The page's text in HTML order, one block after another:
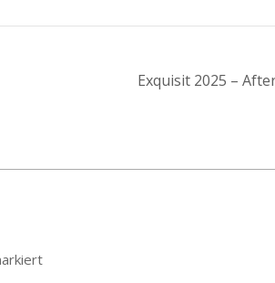
Exquisit 2025 –